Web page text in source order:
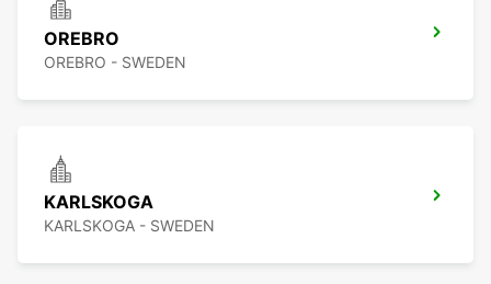
OREBRO
OREBRO - SWEDEN
KARLSKOGA
KARLSKOGA - SWEDEN